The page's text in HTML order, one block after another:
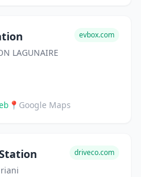
LAGUNAIRE
evbox.com
📍 Google Maps
driveco.com